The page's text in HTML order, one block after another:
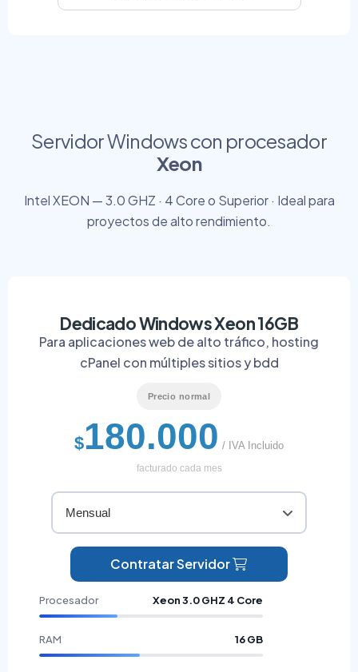
Servidor Windows con procesador
Xeon
Intel XEON — 3.0 GHZ · 4 Core o Superior · Ideal para
proyectos de alto rendimiento.
Dedicado Windows Xeon 16GB
Para aplicaciones web de alto tráfico, hosting
cPanel con múltiples sitios y bdd
Precio normal
$180.000 / IVA Incluido
facturado cada mes
Mensual
Contratar Servidor
Procesador Xeon 3.0 GHZ 4 Core
RAM 16 GB